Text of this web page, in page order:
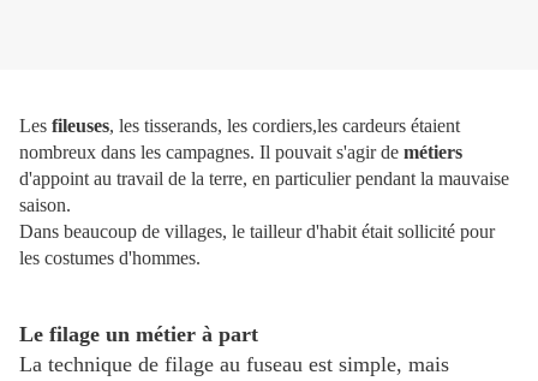
Les fileuses, les tisserands, les cordiers,les cardeurs étaient
nombreux dans les campagnes. Il pouvait s'agir de métiers
d'appoint au travail de la terre, en particulier pendant la mauvaise
saison.
Dans beaucoup de villages, le tailleur d'habit était sollicité pour
les costumes d'hommes.
Le filage un métier à part
La technique de filage au fuseau est simple, mais